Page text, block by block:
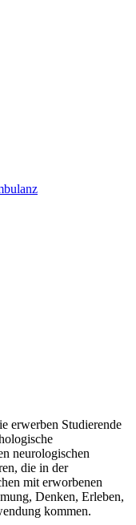
erwerben Studierende
neurologischen
die in der
mit erworbenen
Denken, Erleben,
kommen.